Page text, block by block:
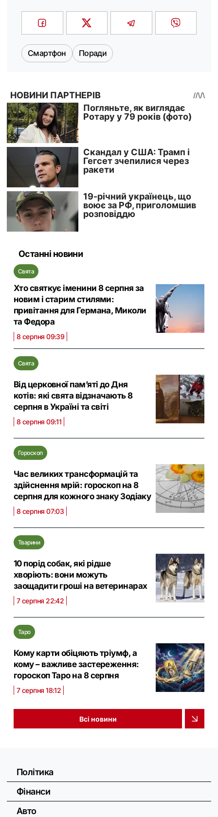
Смартфон Поради
Останні новини
Свята
Хто святкує іменини 8 серпня за
новим і старим стилями:
привітання для Германа, Миколи
та Федора
8 серпня 09:39
Свята
Від церковної памʼяті до Дня
котів: які свята відзначають 8
серпня в Україні та світі
8 серпня 09:11
Гороскоп
Час великих трансформацій та
здійснення мрій: гороскоп на 8
серпня для кожного знаку Зодіаку
8 серпня 07:03
Тварини
10 порід собак, які рідше
хворіють: вони можуть
заощадити гроші на ветеринарах
7 серпня 22:42
Таро
Кому карти обіцяють тріумф, а
кому – важливе застереження:
гороскоп Таро на 8 серпня
7 серпня 18:12
Всі новини
Політика
Фінанси
Авто